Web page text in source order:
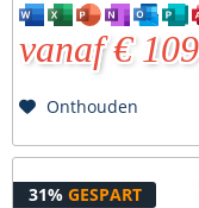
vanaf €
Onthouden
31% GESPART